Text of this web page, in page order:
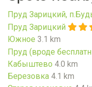
Пруд Зарицкий,
Пруд Зарицкий
Южное 3.1 km
Пруд (вроде
Кабыштево 4.0 km
Березовка 4.1 km